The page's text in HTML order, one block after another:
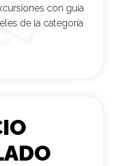
con guía
de la categoría